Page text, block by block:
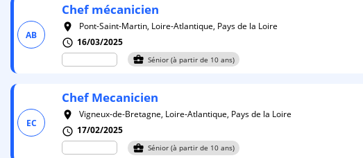
AB
Chefmécanicien
room
Pont-Saint-Martin, Loire-Atlantique, Pays de la Loire
schedule 16/03/2025
business_center Sénior (à partir de 10 ans)
EC
ChefMecanicien
room
Vigneux-de-Bretagne, Loire-Atlantique, Pays de la Loire
schedule 17/02/2025
business_center Sénior (à partir de 10 ans)